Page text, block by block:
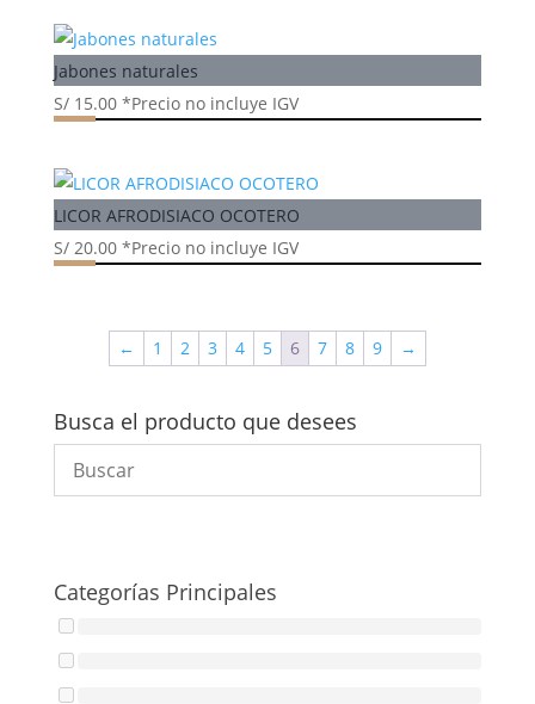
Jabones naturales
S/15.00 *Precio no incluye IGV
LICOR AFRODISIACO OCOTERO
S/20.00 *Precio no incluye IGV
← 1 2 3 4 5 6 7 8 9 →
Busca el producto que desees
Categorías Principales